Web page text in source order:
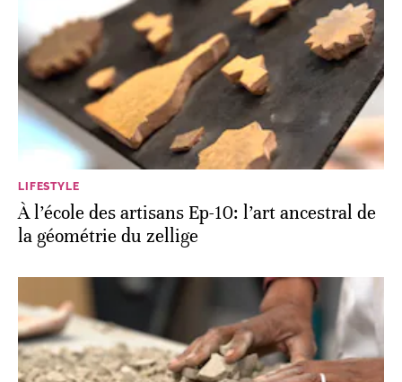
LIFESTYLE
À l’école des artisans Ep-10: l’art ancestral de
la géométrie du zellige